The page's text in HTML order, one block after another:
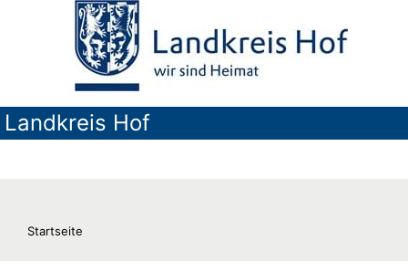
Landkreis Hof
Startseite